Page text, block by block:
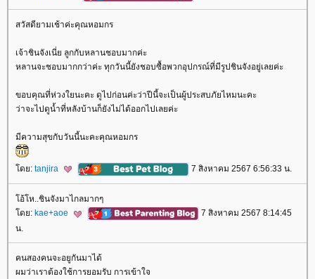
สวัสดียามเช้าค่ะคุณหอมกร
เจ้าชินจังเนี่ย ลูกกับหลานชอบมากค่ะ
หลานจะชอบมากกว่าค่ะ ทุกวันนี้ยังชอบซื้อพวกอุปกรณ์ที่มีรูปชินจังอยู่เลยค่ะ
ขอบคุณที่ห่วงใยนะคะ ดูไปก่อนค่ะว่าปีนี้จะเป็นผู้ประสบภัยไหมนะคะ
ว่าจะไปดูน้ำที่หลังบ้านก็ยังไม่ได้ออกไปเลยค่ะ
มีความสุขกับวันนี้นะคะคุณหอมกร
ดย: tanjira 7 สิงหาคม 2567 6:56:33 น.
อ้โห..ชินจังมาไกลมากๆ
ดย: kae+aoe
7 สิงหาคม 2567 8:14:45
น.
คนสองคนจะอยูกันมาได้
ผมว่าเราต้องใช้การยอมรับ การเข้าใจ